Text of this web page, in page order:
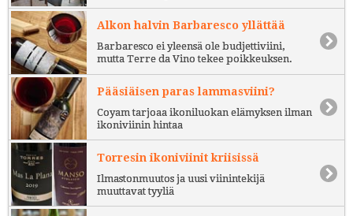
Alkon halvin Barbaresco yllättää
Barbaresco ei yleensä ole budjettiviini,
mutta Terre da Vino tekee poikkeuksen.
Pääsiäisen paras lammasviini?
Coyam tarjoaa ikoniluokan elämyksen ilman
ikoniviinin hintaa
Torresin ikoniviinit kriisissä
Ilmastonmuutos ja uusi viinintekijä
muuttavat tyyliä